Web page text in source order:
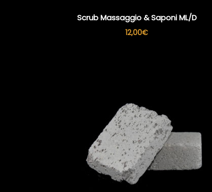
Scrub Massaggio & Saponi ML/D
12,00€